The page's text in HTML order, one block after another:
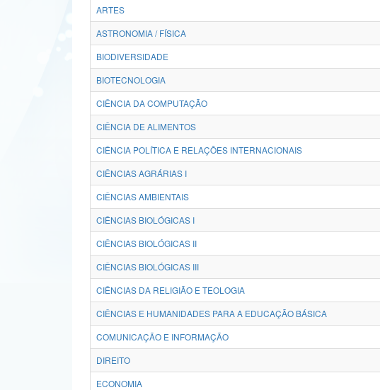
ARTES
ASTRONOMIA / FÍSICA
BIODIVERSIDADE
BIOTECNOLOGIA
CIÊNCIA DA COMPUTAÇÃO
CIÊNCIA DE ALIMENTOS
CIÊNCIA POLÍTICA E RELAÇÕES INTERNACIONAIS
CIÊNCIAS AGRÁRIAS I
CIÊNCIAS AMBIENTAIS
CIÊNCIAS BIOLÓGICAS I
CIÊNCIAS BIOLÓGICAS II
CIÊNCIAS BIOLÓGICAS III
CIÊNCIAS DA RELIGIÃO E TEOLOGIA
CIÊNCIAS E HUMANIDADES PARA A EDUCAÇÃO BÁSICA
COMUNICAÇÃO E INFORMAÇÃO
DIREITO
ECONOMIA